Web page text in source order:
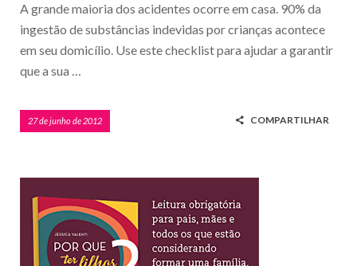
A grande maioria dos acidentes ocorre em casa. 90% da
ingestão de substâncias indevidas por crianças acontece
em seu domicílio. Use este checklist para ajudar a garantir
que a sua …
27 de junho de 2012 COMPARTILHAR